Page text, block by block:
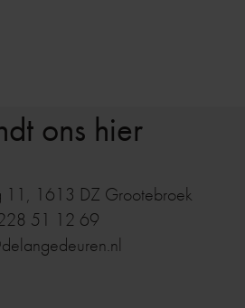
ons hier
11 , 1613 DZ Grootebroek
51 12 69